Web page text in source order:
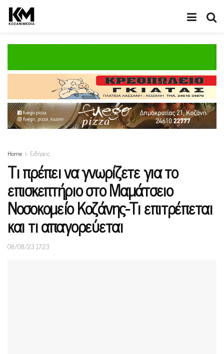
Home Ειδήσεις
Τι πρέπει να γνωρίζετε για το
επισκεπτήριο στο Μαμάτσειο
Νοσοκομείο Κοζάνης-Τι επιτρέπεται
και τι απαγορεύεται
08/08/23 17:23